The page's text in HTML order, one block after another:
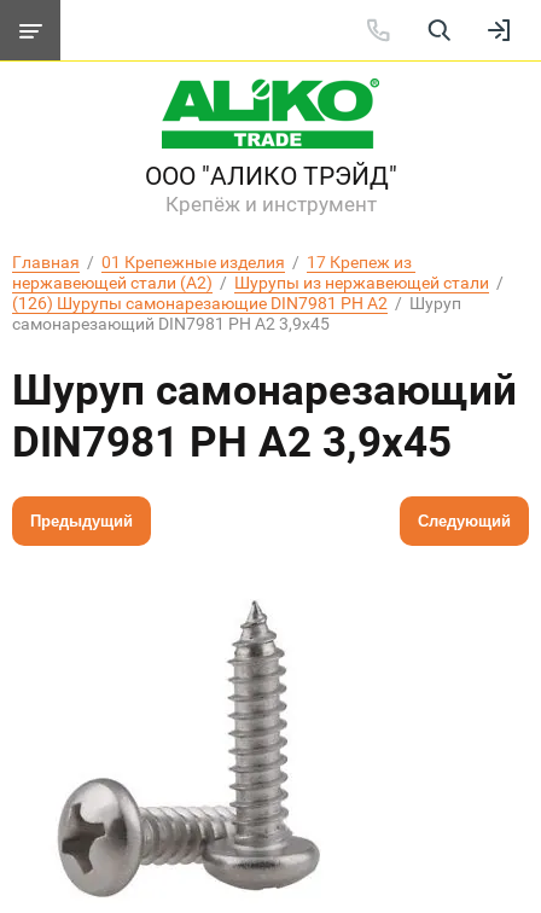
ООО "АЛИКО ТРЭЙД"
Крепёж и инструмент
Главная
  /
01 Крепежные изделия
  /
17 Крепеж из
нержавеющей стали (А2)
  /
Шурупы из нержавеющей стали
(126) Шурупы самонарезающие DIN7981 PH A2
  /  Шуруп
самонарезающий DIN7981 PH A2 3,9х45
Шуруп самонарезающий
DIN7981 PH A2 3,9х45
Предыдущий Следующий